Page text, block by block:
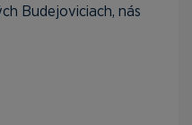
Budejoviciach, nás